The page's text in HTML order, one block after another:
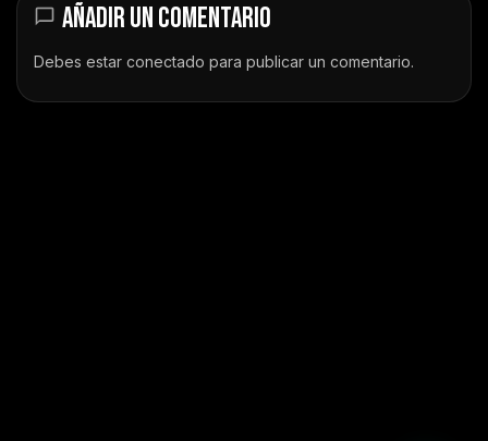
AÑADIR UN COMENTARIO
Debes estar conectado para publicar un comentario.